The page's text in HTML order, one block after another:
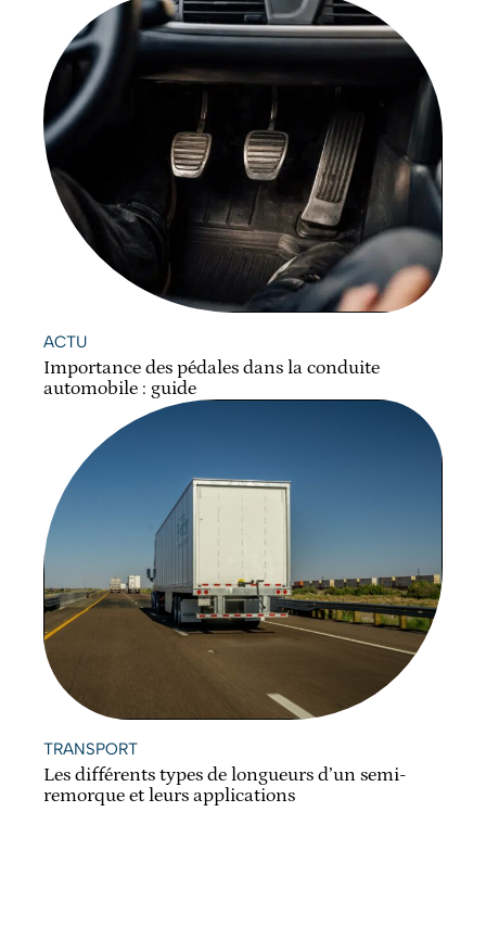
ACTU
Importance des pédales dans la conduite
automobile : guide
TRANSPORT
Les différents types de longueurs d’un semi-
remorque et leurs applications